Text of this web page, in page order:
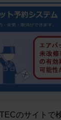
のサイトで